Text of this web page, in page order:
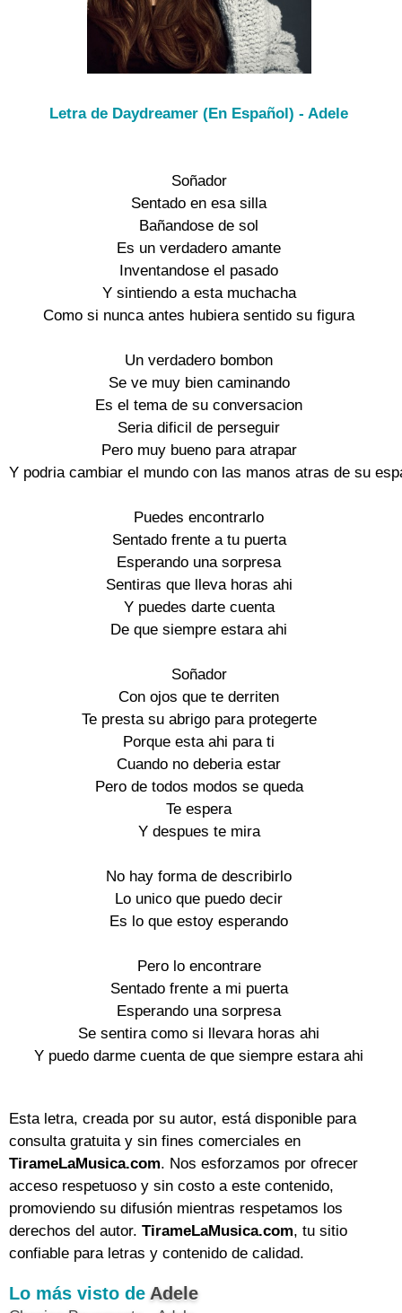
Letra de Daydreamer (En Español) - Adele
Soñador
Sentado en esa silla
Bañandose de sol
Es un verdadero amante
Inventandose el pasado
Y sintiendo a esta muchacha
Como si nunca antes hubiera sentido su figura
Un verdadero bombon
Se ve muy bien caminando
Es el tema de su conversacion
Seria dificil de perseguir
Pero muy bueno para atrapar
Y podria cambiar el mundo con las manos atras de su
Puedes encontrarlo
Sentado frente a tu puerta
Esperando una sorpresa
Sentiras que lleva horas ahi
Y puedes darte cuenta
De que siempre estara ahi
Soñador
Con ojos que te derriten
Te presta su abrigo para protegerte
Porque esta ahi para ti
Cuando no deberia estar
Pero de todos modos se queda
Te espera
Y despues te mira
No hay forma de describirlo
Lo unico que puedo decir
Es lo que estoy esperando
Pero lo encontrare
Sentado frente a mi puerta
Esperando una sorpresa
Se sentira como si llevara horas ahi
Y puedo darme cuenta de que siempre estara ahi
Esta letra, creada por su autor, está disponible para
consulta gratuita y sin fines comerciales en
TirameLaMusica.com. Nos esforzamos por ofrecer
acceso respetuoso y sin costo a este contenido,
promoviendo su difusión mientras respetamos los
derechos del autor. TirameLaMusica.com, tu sitio
confiable para letras y contenido de calidad.
Lo más visto de Adele